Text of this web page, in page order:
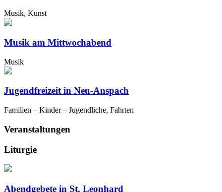
Musik, Kunst
Musik am Mittwochabend
Musik
Jugendfreizeit in Neu-Anspach
Familien – Kinder – Jugendliche, Fahrten
Veranstaltungen
Liturgie
Abendgebete in St. Leonhard